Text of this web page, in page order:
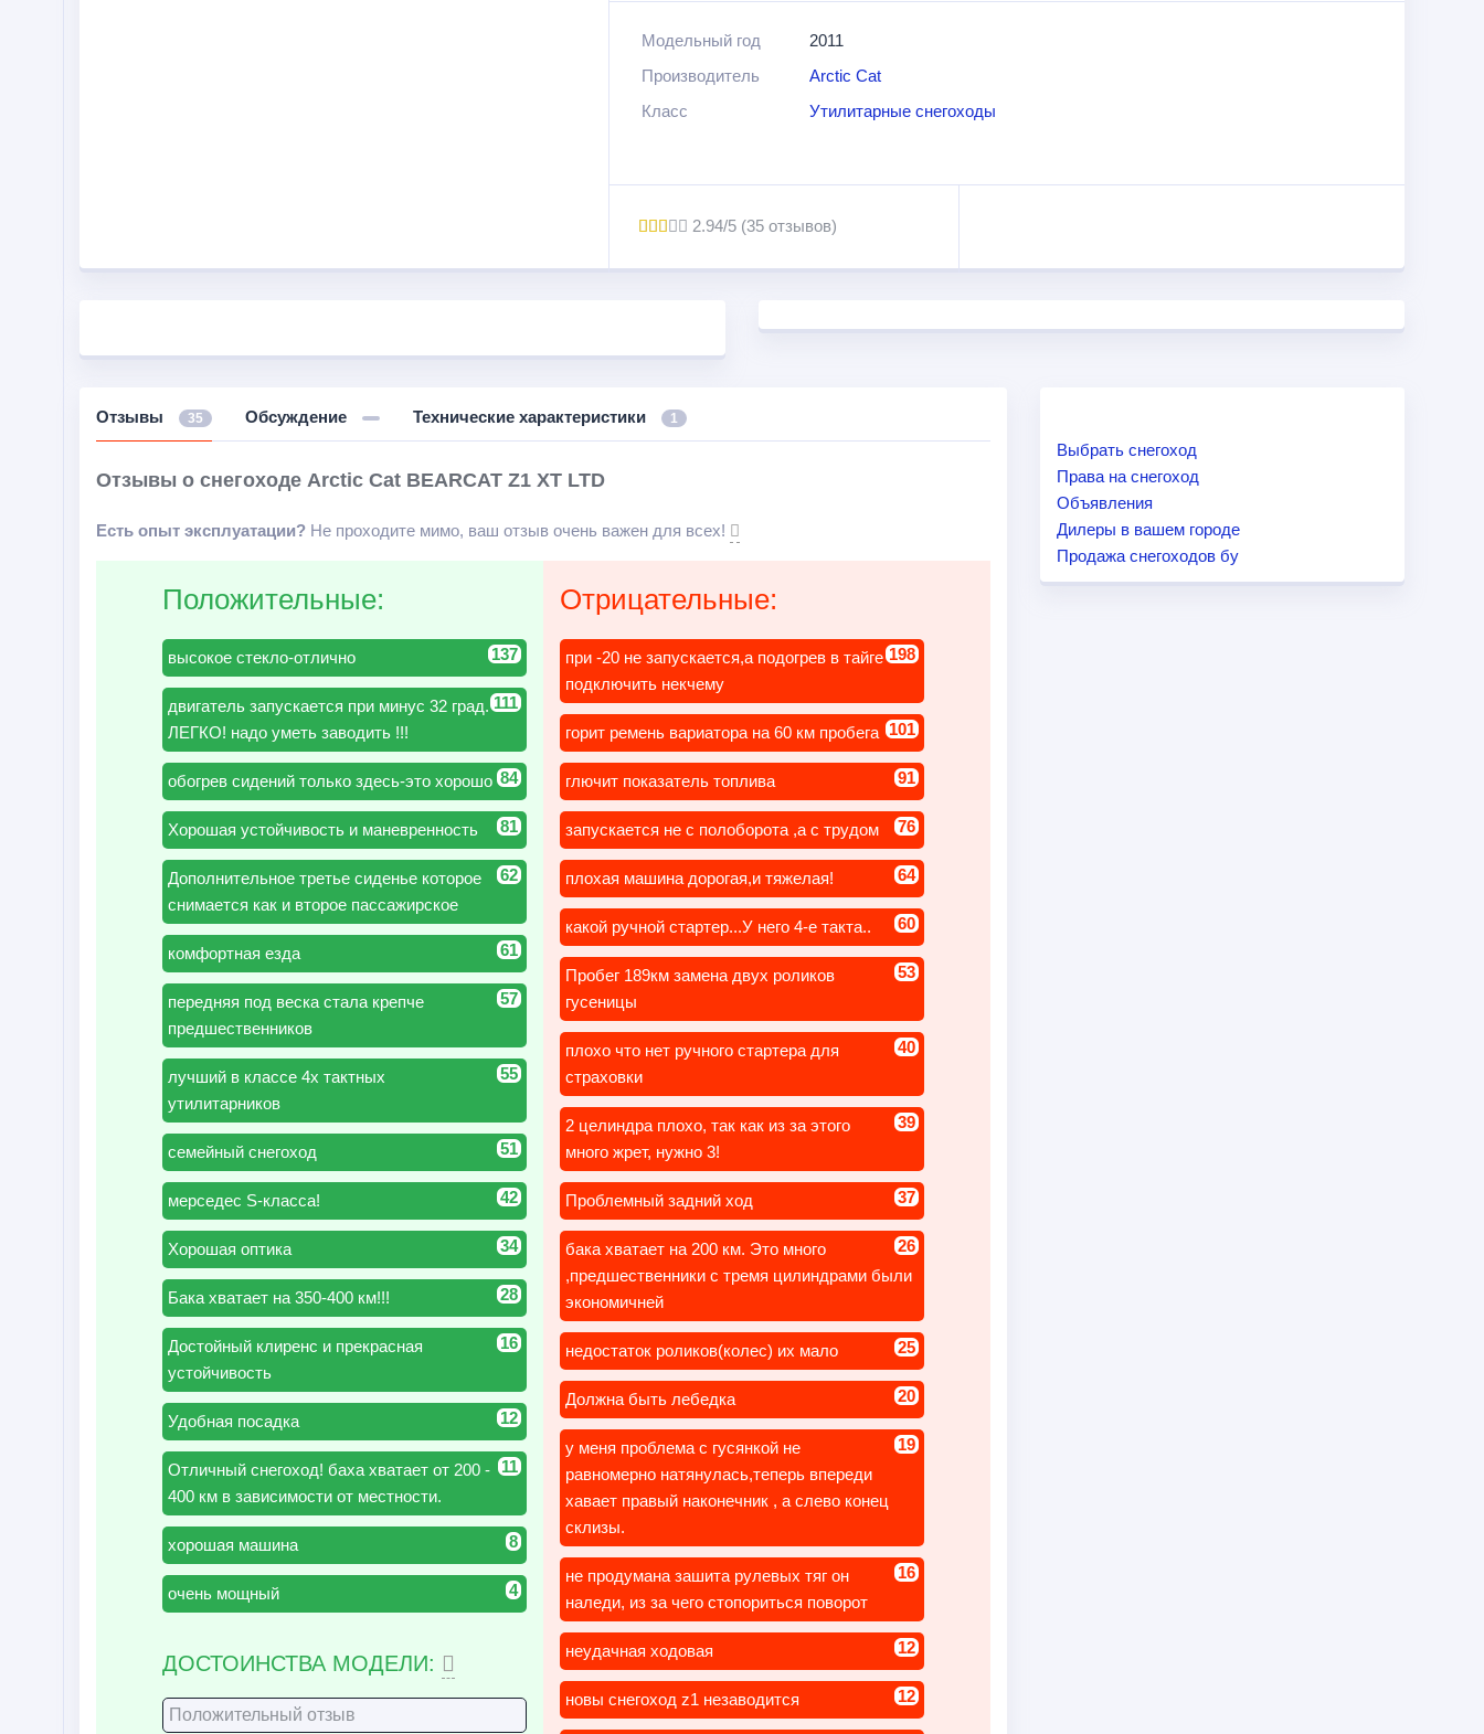
Все технические новшества и другое оснащение смотрите в характеристиках ниже.
Модельный год
2011
Производитель
Arctic Cat
Класс
Утилитарные снегоходы
2.94/5 (35 отзывов)
Отзывы 35 Обсуждение Технические характеристики 1
Отзывы о снегоходе Arctic Cat BEARCAT Z1 XT LTD
Есть опыт эксплуатации? Не проходите мимо, ваш отзыв очень важен для всех!
Положительные:
137
высокое стекло-отлично
111
двигатель запускается при минус 32 град.
ЛЕГКО! надо уметь заводить !!!
84
обогрев сидений только здесь-это хорошо
81
Хорошая устойчивость и маневренность
62
Дополнительное третье сиденье которое
снимается как и второе пассажирское
61
комфортная езда
57
передняя под веска стала крепче
предшественников
55
лучший в классе 4x тактных
утилитарников
51
семейный снегоход
42
мерседес S-класса!
34
Хорошая оптика
28
Бака хватает на 350-400 км!!!
16
Достойный клиренс и прекрасная
устойчивость
12
Удобная посадка
11
Отличный снегоход! баха хватает от 200 -
400 км в зависимости от местности.
8
хорошая машина
4
очень мощный
ДОСТОИНСТВА МОДЕЛИ:
Отрицательные:
198
при -20 не запускается,а подогрев в тайге
подключить некчему
101
горит ремень вариатора на 60 км пробега
91
глючит показатель топлива
76
запускается не с полоборота ,а с трудом
64
плохая машина дорогая,и тяжелая!
60
какой ручной стартер...У него 4-е такта..
53
Пробег 189км замена двух роликов
гусеницы
40
плохо что нет ручного стартера для
страховки
39
2 целиндра плохо, так как из за этого
много жрет, нужно 3!
37
Проблемный задний ход
26
бака хватает на 200 км. Это много
,предшественники с тремя цилиндрами были
экономичней
25
недостаток роликов(колес) их мало
20
Должна быть лебедка
19
у меня проблема с гусянкой не
равномерно натянулась,теперь впереди
хавает правый наконечник , а слево конец
склизы.
16
не продумана зашита рулевых тяг он
наледи, из за чего стопориться поворот
12
неудачная ходовая
12
новы снегоход z1 незаводится
Выбрать снегоход
Права на снегоход
Объявления
Дилеры в вашем городе
Продажа снегоходов бу